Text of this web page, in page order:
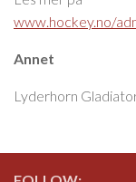
www.hockey.no/
Annet
Lyderhorn